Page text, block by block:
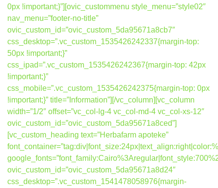
0px !important;}”][ovic_custommenu style_menu=”style02″
nav_menu=”footer-no-title”
ovic_custom_id=”ovic_custom_5da95671a8cb7″
css_desktop=”.vc_custom_1535426242337{margin-top:
50px !important;}”
css_ipad=”.vc_custom_1535426242367{margin-top: 42px
!important;}”
css_mobile=”.vc_custom_1535426242375{margin-top: 0px
!important;}” title=”Information”][/vc_column][vc_column
width=”1/2″ offset=”vc_col-lg-4 vc_col-md-4 vc_col-xs-12″
ovic_custom_id=”ovic_custom_5da95671a8ced”]
[vc_custom_heading text=”Herbafarm apoteke”
ovic_custom_id=”ovic_custom_5da95671a8d24″
css_desktop=”.vc_custom_1541478058976{margin-